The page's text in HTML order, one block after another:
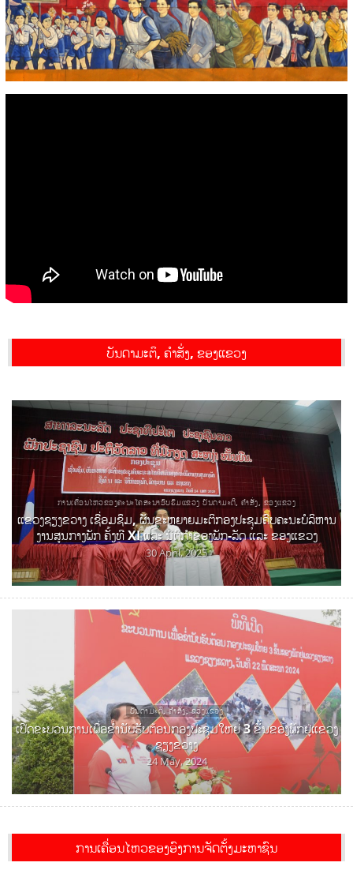
ບັນດາມະຕິ, ຄຳສັ່ງ, ຂອງແຂວງ
ການເຄື່ອນໄຫວຂອງຄະນະໂຄສະນາອົບຮົມແຂວງ ບັນດາມະຕິ, ຄຳສັ່ງ, ຂອງແຂວງ
ແຂວງຊຽງຂວາງ ເຊື່ອມຊຶມ, ຜັນຂະຫຍາຍມະຕິກອງປະຊຸມຄົບຄະນະບໍລິຫານ
ງານສູນກາງພັກ ຄັ້ງທີ XI ແລະ ນິຕິກໍາຂອງພັກ-ລັດ ແລະ ຂອງແຂວງ
30 April, 2025
ບັນດາມະຕິ, ຄຳສັ່ງ, ຂອງແຂວງ
ເປີດຂະບວນການເພື່ອຂໍ່ານັບຮັບຕ້ອນກອງປະຊຸມໃຫຍ່ 3 ຂັ້ນຂອງພັກຢູ່ແຂວງ
ຊຽງຂວາງ
24 May, 2024
ການເຄື່ອນໄຫວຂອງອົງການຈັດຕັ້ງມະຫາຊົນ